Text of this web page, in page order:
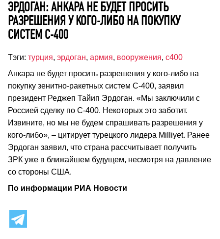
ЭРДОГАН: АНКАРА НЕ БУДЕТ ПРОСИТЬ
РАЗРЕШЕНИЯ У КОГО-ЛИБО НА ПОКУПКУ
СИСТЕМ С-400
Тэги: турция, эрдоган, армия, вооружения, с400
Анкара не будет просить разрешения у кого-либо на
покупку зенитно-ракетных систем С-400, заявил
президент Реджеп Тайип Эрдоган. «Мы заключили с
Россией сделку по С-400. Некоторых это заботит.
Извините, но мы не будем спрашивать разрешения у
кого-либо», – цитирует турецкого лидера Milliyet. Ранее
Эрдоган заявил, что страна рассчитывает получить
ЗРК уже в ближайшем будущем, несмотря на давление
со стороны США.
По информации РИА Новости